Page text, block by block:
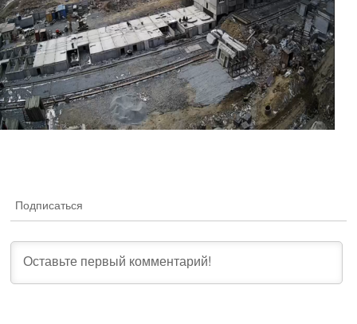
Подписаться